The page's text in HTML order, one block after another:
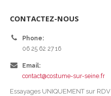
CONTACTEZ-NOUS
Phone:
06 25 62 27 16
Email:
contact@costume-sur-seine.fr
Essayages UNIQUEMENT sur RDV